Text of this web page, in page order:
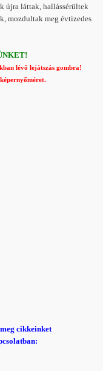
újra láttak, hallássérültek
mozdultak meg évtizedes
lévő lejátszás gombra!
cikkeinket